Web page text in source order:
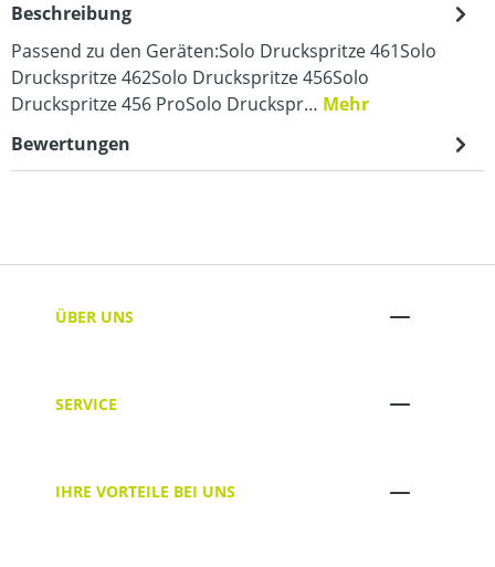
Beschreibung
Passend zu den Geräten:Solo Druckspritze 461Solo
Druckspritze 462Solo Druckspritze 456Solo
Druckspritze 456 ProSolo Druckspr… Mehr
Bewertungen
ÜBER UNS
SERVICE
IHRE VORTEILE BEI UNS